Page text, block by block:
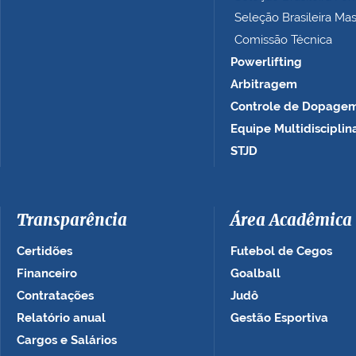
Seleção Brasileira
Comissão Técnica
Powerlifting
Arbitragem
Controle de
Equipe
STJD
Transparência
Certidões
Financeiro
Contratações
Relatório anual
Cargos e Salários
Área Acadêmica
Futebol de Cegos
Goalball
Judô
Gestão Esportiva